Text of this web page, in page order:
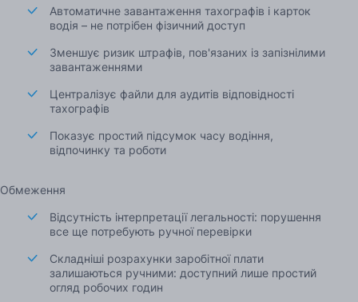
Автоматичне завантаження тахографів і карток
водія – не потрібен фізичний доступ
Зменшує ризик штрафів, пов'язаних із запізнілими
завантаженнями
Централізує файли для аудитів відповідності
тахографів
Показує простий підсумок часу водіння,
відпочинку та роботи
Обмеження
Відсутність інтерпретації легальності: порушення
все ще потребують ручної перевірки
Складніші розрахунки заробітної плати
залишаються ручними: доступний лише простий
огляд робочих годин